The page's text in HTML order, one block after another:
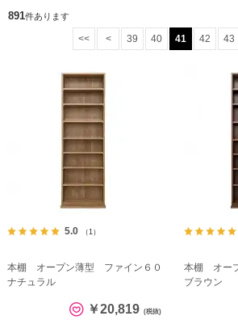
891件あります
<< < 39 40 41 42 43
5.0 （1）
本棚 オープン薄型 ファイン６０
ナチュラル
￥20,819 (税抜)
本棚 オー
ブラウン